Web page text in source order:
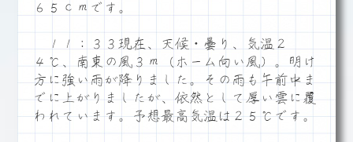
６５ｃｍです。
１１：３３現在、天候・曇り、気温２
４℃、南東の風３ｍ（ホーム向い風）。明け
方に強い雨が降りました。その雨も午前中ま
でに上がりましたが、依然として厚い雲に覆
われています。予想最高気温は２５℃です。